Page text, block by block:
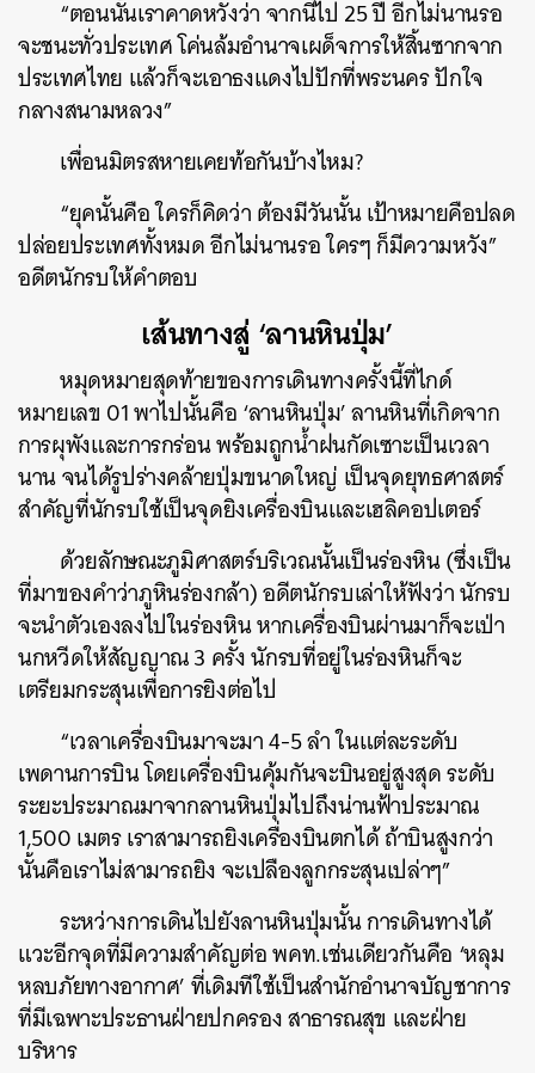
“ตอนนั้นเราคาดหวังว่า จากนี้ไป 25 ปี อีกไม่นานรอ
จะชนะทั่วประเทศ โค่นล้มอำนาจเผด็จการให้สิ้นซากจาก
ประเทศไทย แล้วก็จะเอาธงแดงไปปักที่พระนคร ปักใจ
กลางสนามหลวง”
เพื่อนมิตรสหายเคยท้อกันบ้างไหม?
“ยุคนั้นคือ ใครก็คิดว่า ต้องมีวันนั้น เป้าหมายคือปลด
ปล่อยประเทศทั้งหมด อีกไม่นานรอ ใครๆ ก็มีความหวัง”
อดีตนักรบให้คำตอบ
เส้นทางสู่ ‘ลานหินปุ่ม’
หมุดหมายสุดท้ายของการเดินทางครั้งนี้ที่ไกด์
หมายเลข 01 พาไปนั้นคือ ‘ลานหินปุ่ม’ ลานหินที่เกิดจาก
การผุพังและการกร่อน พร้อมถูกน้ำฝนกัดเซาะเป็นเวลา
นาน จนได้รูปร่างคล้ายปุ่มขนาดใหญ่ เป็นจุดยุทธศาสตร์
สำคัญที่นักรบใช้เป็นจุดยิงเครื่องบินและเฮลิคอปเตอร์
ด้วยลักษณะภูมิศาสตร์บริเวณนั้นเป็นร่องหิน (ซึ่งเป็น
ที่มาของคำว่าภูหินร่องกล้า) อดีตนักรบเล่าให้ฟังว่า นักรบ
จะนำตัวเองลงไปในร่องหิน หากเครื่องบินผ่านมาก็จะเป่า
นกหวีดให้สัญญาณ 3 ครั้ง นักรบที่อยู่ในร่องหินก็จะ
เตรียมกระสุนเพื่อการยิงต่อไป
“เวลาเครื่องบินมาจะมา 4-5 ลำ ในแต่ละระดับ
เพดานการบิน โดยเครื่องบินคุ้มกันจะบินอยู่สูงสุด ระดับ
ระยะประมาณมาจากลานหินปุ่มไปถึงน่านฟ้าประมาณ
1,500 เมตร เราสามารถยิงเครื่องบินตกได้ ถ้าบินสูงกว่า
นั้นคือเราไม่สามารถยิง จะเปลืองลูกกระสุนเปล่าๆ”
ระหว่างการเดินไปยังลานหินปุ่มนั้น การเดินทางได้
แวะอีกจุดที่มีความสำคัญต่อ พคท.เช่นเดียวกันคือ ‘หลุม
หลบภัยทางอากาศ’ ที่เดิมทีใช้เป็นสำนักอำนาจบัญชาการ
ที่มีเฉพาะประธานฝ่ายปกครอง สาธารณสุข และฝ่าย
บริหาร